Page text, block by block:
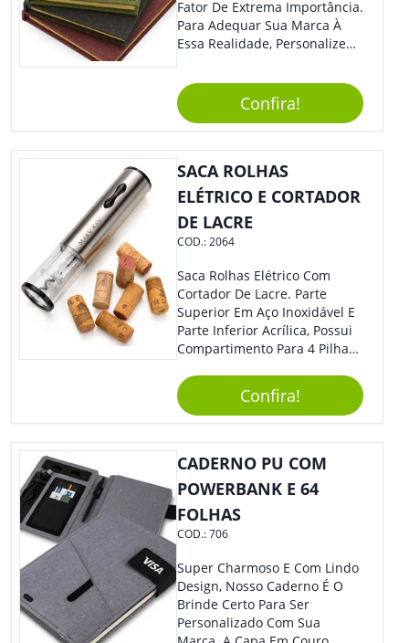
Fator De Extrema Importância.
Para Adequar Sua Marca À
Essa Realidade, Personalize
Anotações Com Post-It E
Caneta. Elaborado A Partir De
Material Reciclado, O Brinde
Também É Prático, Tornando-
Se Assim Excelente Para Uso
Cotidiano. Perfeito, Não É?!
Confira!
SACA ROLHAS
ELÉTRICO E CORTADOR
DE LACRE
COD.:2064
Saca Rolhas Elétrico Com
Cortador De Lacre. Parte
Superior Em Aço Inoxidável E
Parte Inferior Acrílica, Possui
Compartimento Para 4 Pilhas
Acompanha Pilhas) – Contém
Desenho Indicativo De
Abertura E Fechamento Da
Tampa; Botões Para Extração
E Remoção De Rolhas E Parte
Lacre (Removível).
Confira!
CADERNO PU COM
POWERBANK E 64
FOLHAS
COD.:706
Super Charmoso E Com Lindo
Design, Nosso Caderno É O
Brinde Certo Para Ser
Personalizado Com Sua